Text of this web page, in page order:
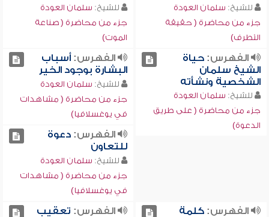
للشيخ: سلمان العودة
جزء من محاضرة ( حقيقة
التطرف)
للشيخ: سلمان العودة
جزء من محاضرة ( صناعة
الموت)
الفهرس:حياة
الشيخ سلمان
الشخصية ونشأته
للشيخ: سلمان العودة
جزء من محاضرة ( على طريق
الدعوة)
الفهرس:أسباب
البشارة بوجود الخير
للشيخ: سلمان العودة
جزء من محاضرة ( مشاهدات
في يوغسلافيا)
الفهرس:دعوة
للتعاون
للشيخ: سلمان العودة
جزء من محاضرة ( مشاهدات
في يوغسلافيا)
الفهرس:كلمة
الفهرس: تعقيب